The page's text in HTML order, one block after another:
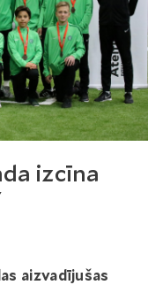
izcīna
aizvadījušas